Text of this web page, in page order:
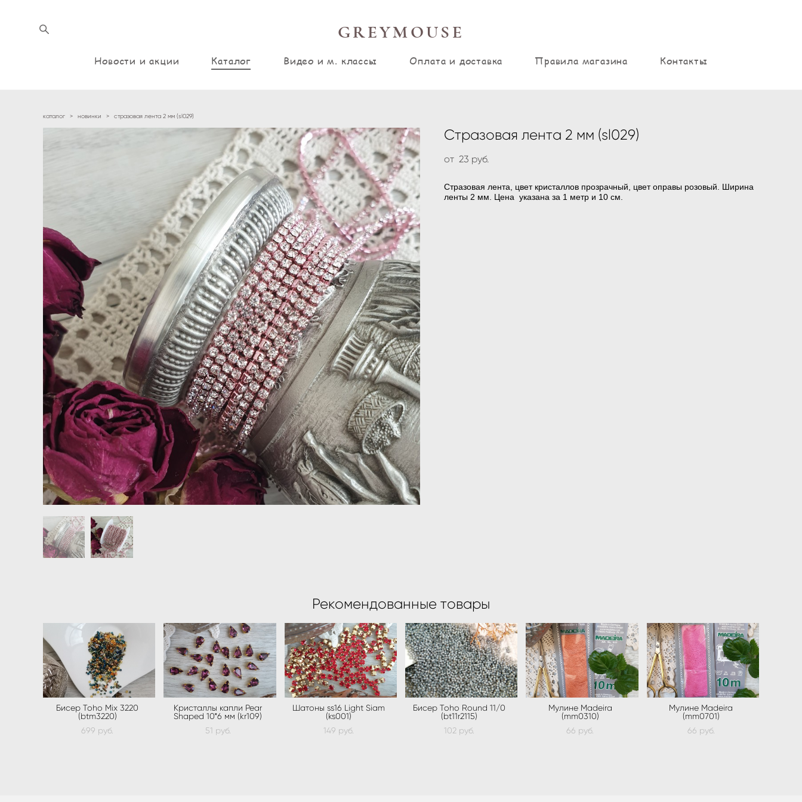
GREYMOUSE
Новости и акции Каталог Видео и м. классы Оплата и доставка Правила магазина Контакты
каталог > новинки > стразовая лента 2 мм (sl029)
Стразовая лента 2 мм (sl029)
от 23 pуб.
Стразовая лента, цвет кристаллов прозрачный, цвет оправы розовый. Ширина
ленты 2 мм. Цена указана за 1 метр и 10 см.
Рекомендованные товары
Бисер Toho Mix 3220
(btm3220)
699 pуб.
Кристаллы капли Pear
Shaped 10*6 мм (kr109)
51 pуб.
Шатоны ss16 Light Siam
(ks001)
149 pуб.
Бисер Toho Round 11/0
(bt11r2115)
102 pуб.
Мулине Madeira
(mm0310)
66 pуб.
Мулине Madeira
(mm0701)
66 pуб.